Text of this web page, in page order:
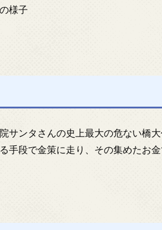
様子
サンタさんの史上最大の危ない橋
手段で金策に走り、その集めたお